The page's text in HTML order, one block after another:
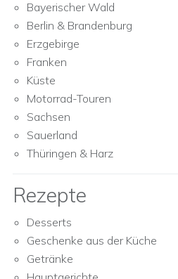
Bayerischer Wald
Berlin & Brandenburg
Erzgebirge
Franken
Küste
Motorrad-Touren
Sachsen
Sauerland
Thüringen & Harz
Rezepte
Desserts
Geschenke aus der Küche
Getränke